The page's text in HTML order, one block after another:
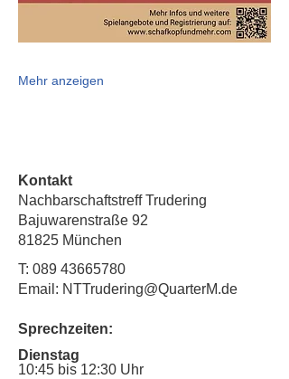
Mehr anzeigen
Kontakt
Nachbarschaftstreff Trudering
Bajuwarenstraße 92
81825 München
T: 089 43665780
Email: NTTrudering@QuarterM.de
Sprechzeiten:
Dienstag
10:45 bis 12:30 Uhr